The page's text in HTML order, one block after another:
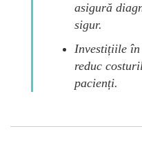
asigură
sigur.
Investițiile în
reduc
pacienți.